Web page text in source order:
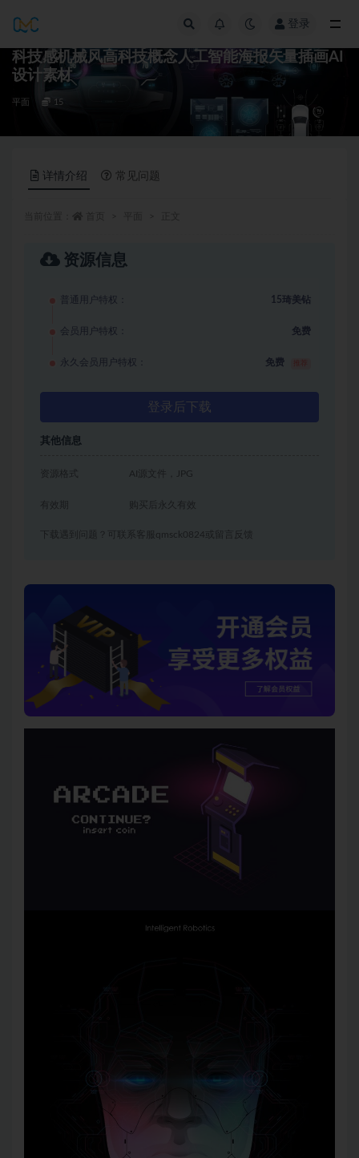
登录
科技感机械风高科技概念人工智能海报矢量插画AI
设计素材
平面 15
详情介绍 常见问题
资源信息
普通用户特权： 15琦美钻
会员用户特权： 免费
永久会员用户特权： 免费
登录后下载
其他信息
资源格式 AI源文件，JPG
有效期 购买后永久有效
下载遇到问题？可联系客服qmsck0824或留言反馈